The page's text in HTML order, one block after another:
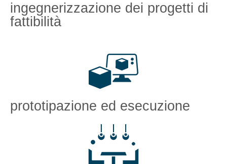
ingegnerizzazione dei progetti di
fattibilità
prototipazione ed esecuzione